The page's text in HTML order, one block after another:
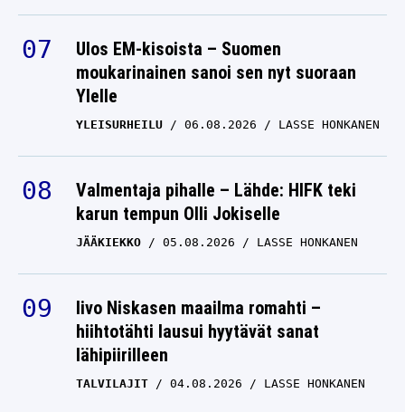
Ulos EM-kisoista – Suomen
moukarinainen sanoi sen nyt suoraan
Ylelle
YLEISURHEILU 06.08.2026 LASSE HONKANEN
Valmentaja pihalle – Lähde: HIFK teki
karun tempun Olli Jokiselle
JÄÄKIEKKO 05.08.2026 LASSE HONKANEN
Iivo Niskasen maailma romahti –
hiihtotähti lausui hyytävät sanat
lähipiirilleen
TALVILAJIT 04.08.2026 LASSE HONKANEN